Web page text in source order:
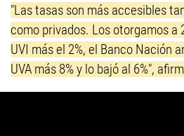
"Las tasas son más accesibles
como privados. Los otorgamos a
UVI más el 2%, el Banco Nación
UVA más 8% y lo bajó al 6%",